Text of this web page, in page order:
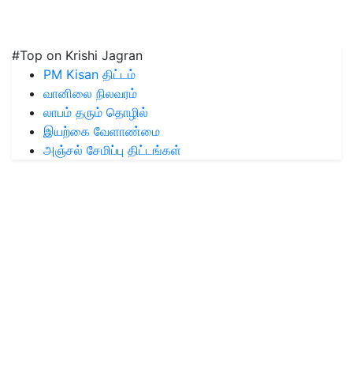
#Top on Krishi Jagran
PM Kisan திட்டம்
வானிலை நிலவரம்
லாபம் தரும் தொழில்
இயற்கை வேளாண்மை
அஞ்சல் சேமிப்பு திட்டங்கள்